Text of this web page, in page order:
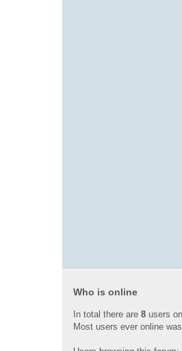
Who is online
In total there are 8 users
Most users ever online was